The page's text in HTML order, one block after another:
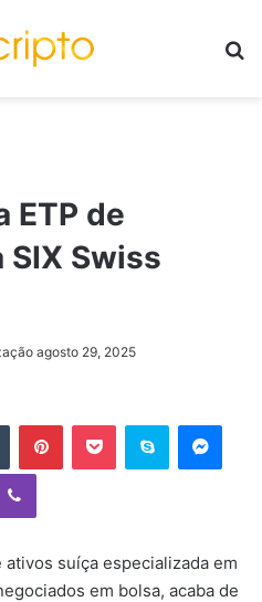
ETP de
Swiss
agosto 29, 2025
Tumblr PinterestPocket Skype
Viber
suíça especializada em
em bolsa, acaba de